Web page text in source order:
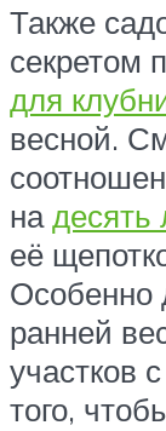
Также
секретом
для
весной.
надесять
её
Особенно
ранней
участков
того,